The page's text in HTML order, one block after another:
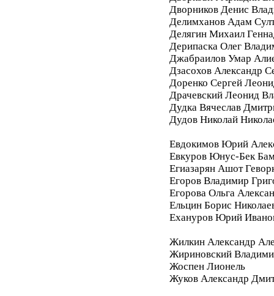
Дворников Денис
Делимханов Адам
Делягин Михаил
Дерипаска Олег
Джабраилов Умар
Дзасохов Александр
Доренко Сергей
Драчевский Леонид
Дудка Вячеслав
Дудов Николай
Евдокимов Юрий
Евкуров Юнус-Бек
Егиазарян Ашот
Егоров Владимир
Егорова Ольга
Ельцин Борис
Ехануров Юрий
Жилкин Александр
Жириновский
Жоспен Лионель
Жуков Александр